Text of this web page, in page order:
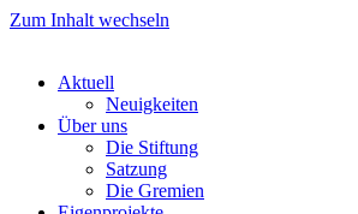
Zum Inhalt wechseln
Aktuell
Neuigkeiten
Über uns
Die Stiftung
Satzung
Die Gremien